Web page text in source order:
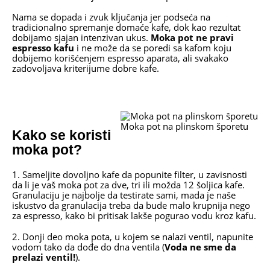
Nama se dopada i zvuk ključanja jer podseća na
tradicionalno spremanje domaće kafe, dok kao rezultat
dobijamo sjajan intenzivan ukus. Moka pot ne pravi
espresso kafu i ne može da se poredi sa kafom koju
dobijemo korišćenjem espresso aparata, ali svakako
zadovoljava kriterijume dobre kafe.
Moka pot na plinskom šporetu
Kako se koristi
moka pot?
1. Sameljite dovoljno kafe da popunite filter, u zavisnosti
da li je vaš moka pot za dve, tri ili možda 12 šoljica kafe.
Granulaciju je najbolje da testirate sami, mada je naše
iskustvo da granulacija treba da bude malo krupnija nego
za espresso, kako bi pritisak lakše pogurao vodu kroz kafu.
2. Donji deo moka pota, u kojem se nalazi ventil, napunite
vodom tako da dođe do dna ventila (Voda ne sme da
prelazi ventil!).